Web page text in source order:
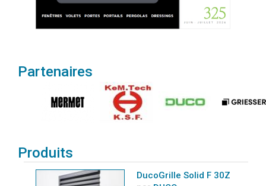
Partenaires
Produits
DucoGrille Solid F 30Z